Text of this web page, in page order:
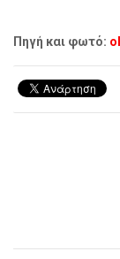
Πηγή και φωτό: